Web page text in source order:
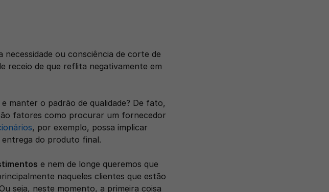
ou consciência de corte de
receio de que reflita negativamente em
manter o padrão de qualidade? De fato,
fatores como procurar um fornecedor
, por exemplo, possa implicar
do produto final.
e nem de longe queremos que
naqueles clientes que estão
seja, neste momento, a primeira coisa